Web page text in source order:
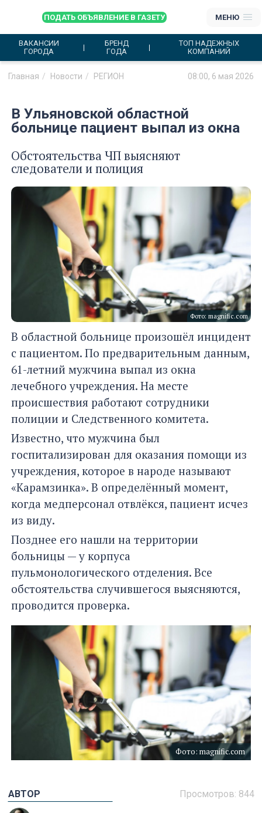
ПОДАТЬ ОБЪЯВЛЕНИЕ В ГАЗЕТУ МЕНЮ
ВАКАНСИИ
ГОРОДА
БРЕНД
ГОДА
ТОП НАДЕЖНЫХ
КОМПАНИЙ
Главная Новости РЕГИОН 08:00, 6 мая 2026
В Ульяновской областной
больнице пациент выпал из окна
Обстоятельства ЧП выясняют
следователи и полиция
Фото: magnific.com
В областной больнице произошёл инцидент
с пациентом. По предварительным данным,
61-летний мужчина выпал из окна
лечебного учреждения. На месте
происшествия работают сотрудники
полиции и Следственного комитета.
Известно, что мужчина был
госпитализирован для оказания помощи из
учреждения, которое в народе называют
«Карамзинка». В определённый момент,
когда медперсонал отвлёкся, пациент исчез
из виду.
Позднее его нашли на территории
больницы — у корпуса
пульмонологического отделения. Все
обстоятельства случившегося выясняются,
проводится проверка.
Фото: magnific.com
Просмотров: 844
АВТОР